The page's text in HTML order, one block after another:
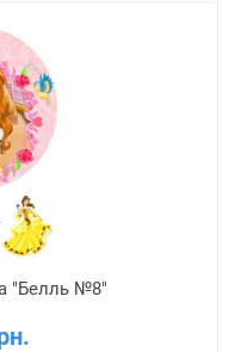
"Белль №8"